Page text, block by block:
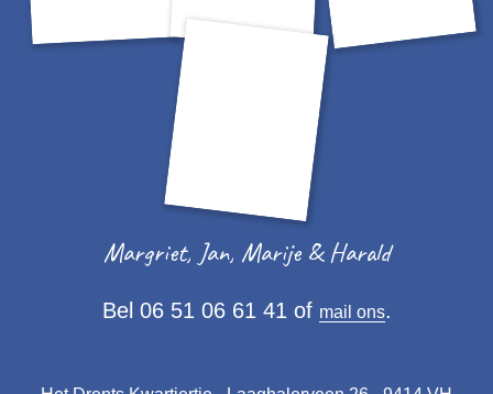
Margriet, Jan, Marije & Harald
Bel 06 51 06 61 41 of mail ons.